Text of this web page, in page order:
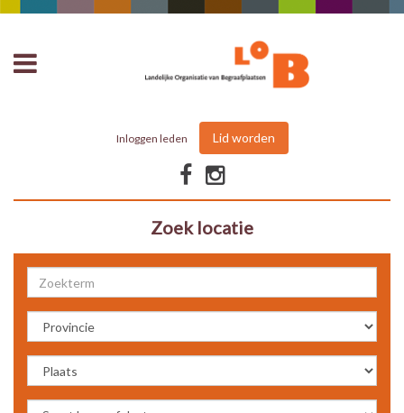
Inloggen leden Lid worden
Zoek locatie